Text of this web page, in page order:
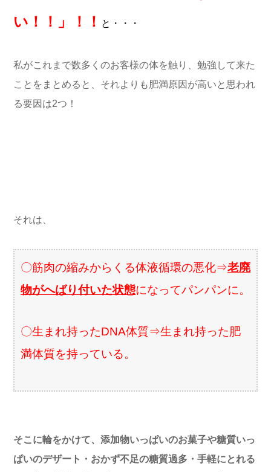
い！！」！！
と・・・
私がこれまで数多くのお客様の体を触り、勉強して来た
ことをまとめると、それよりも肥満原因が高いと思われ
る要因は2つ！
それは、
〇筋肉の縮みからくる体液循環の悪化⇒老廃
物がへばり付いた状態になってパンパンに。
〇生まれ持ったDNA体質⇒生まれ持った肥
満体質を持っている。
そこに輪をかけて、添加物いっぱいのお菓子や糖質いっ
ぱいのデザート・おかず不足の糖質過多・手軽にとれる